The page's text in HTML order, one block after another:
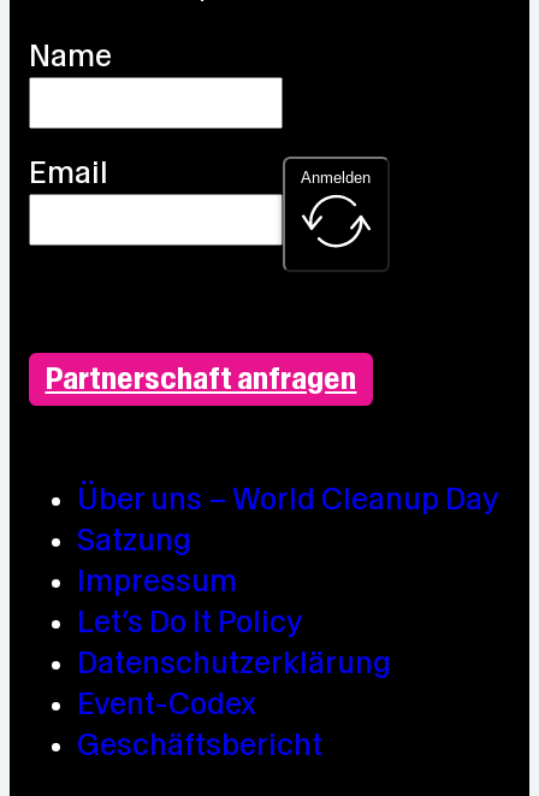
Partnerschaft anfragen
Über uns – World Cleanup Day
Satzung
Impressum
Let’s Do It Policy
Datenschutzerklärung
Event-Codex
Geschäftsbericht
Name
Email Anmelden